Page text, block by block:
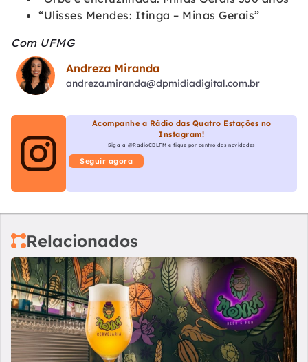
“Ulisses Mendes: Itinga – Minas Gerais”
Com UFMG
Andreza Miranda
andreza.miranda@dpmidiadigital.com.br
Acompanhe a Rádio das Quatro Estações no
Instagram!
Siga a @RadioCDLFM e fique por dentro das novidades
Seguir agora
Relacionados